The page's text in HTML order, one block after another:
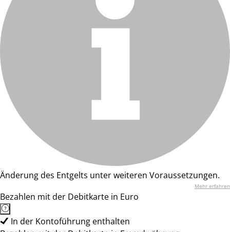
Änderung des Entgelts unter weiteren Voraussetzungen.
Mehr erfahren
Bezahlen mit der Debitkarte in Euro
In der Kontoführung enthalten